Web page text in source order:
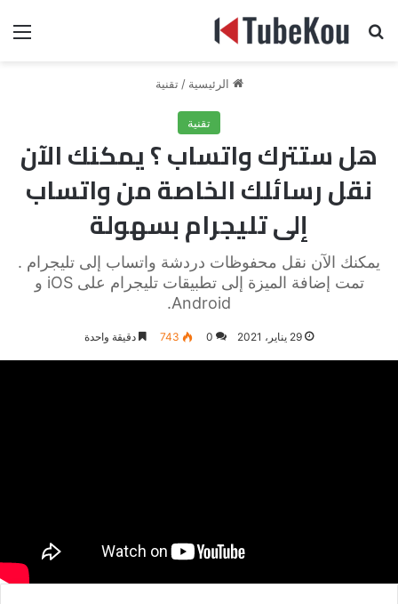
بحث عن
الرئيسية / تقنية
تقنية
هل ستترك واتساب ؟ يمكنك الآن
نقل رسائلك الخاصة من واتساب
إلى تليجرام بسهولة
يمكنك الآن نقل محفوظات دردشة واتساب إلى تليجرام .
تمت إضافة الميزة إلى تطبيقات تليجرام على iOS و
Android.
29 يناير، 2021 0
743 دقيقة واحدة